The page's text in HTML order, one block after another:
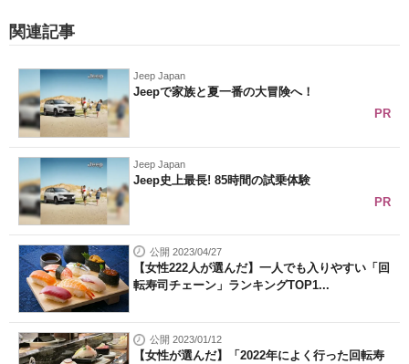
関連記事
Jeep Japan
Jeepで家族と夏一番の大冒険へ！
PR
Jeep Japan
Jeep史上最長! 85時間の試乗体験
PR
公開 2023/04/27
【女性222人が選んだ】一人でも入りやすい「回
転寿司チェーン」ランキングTOP1...
公開 2023/01/12
【女性が選んだ】「2022年によく行った回転寿